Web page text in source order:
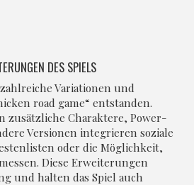
DES SPIELS
Variationen und
road game“ entstanden.
zusätzliche Charaktere, Power-
Versionen integrieren soziale
oder die Möglichkeit,
Diese Erweiterungen
und halten das Spiel auch